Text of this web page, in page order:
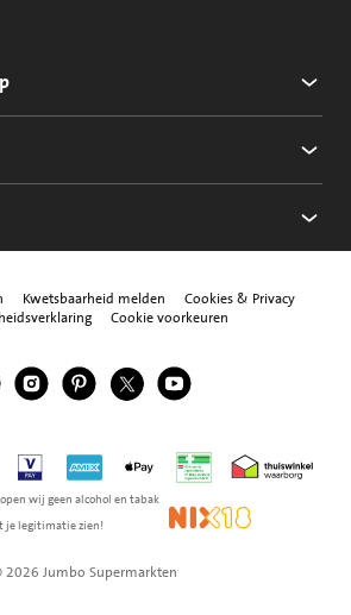
Kwetsbaarheid melden
Cookies & Privacy
Cookie voorkeuren
Facebook
Jumbo Instagram
Jumbo Pinterest
Jumbo Twitter
Jumbo YouTube
Vpay American Express
Apple Pay Thuiswinkel
wij geen alcohol en tabak
je legitimatie zien!
NIX18
2026 Jumbo Supermarkten